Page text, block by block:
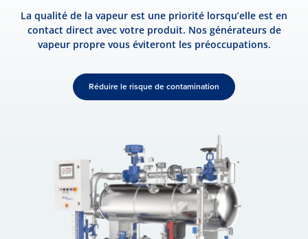
La qualité de la vapeur est une priorité lorsqu’elle est en
contact direct avec votre produit. Nos générateurs de
vapeur propre vous éviteront les préoccupations.
Réduire le risque de contamination